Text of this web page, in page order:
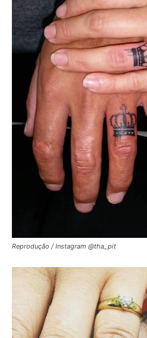
Reprodução / Instagram @tha_pit